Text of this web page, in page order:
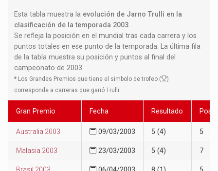
Esta tabla muestra la evolución de Jarno Trulli en la
clasificación de la temporada 2003
Se refleja la posición en el mundial tras cada carrera y los
puntos totales en ese punto de la temporada. La última fila
de la tabla muestra su posición y puntos al final del
campeonato de 2003
* Los Grandes Premios que tiene el simbolo de trofeo (
)
corresponde a carreras que ganó Trulli.
Gran Premio Fecha Resultado
Australia 2003 09/03/2003 5 (4) 5
Malasia 2003 23/03/2003 5 (4) 7
Brasil 2003 06/04/2003 8 (1) 5